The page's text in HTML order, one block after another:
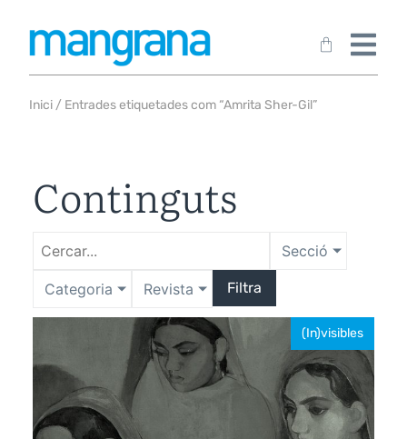
Inici / Entrades etiquetades com “Amrita Sher-Gil”
Continguts
Secció
Categoria Revista Filtra
(In)visibles